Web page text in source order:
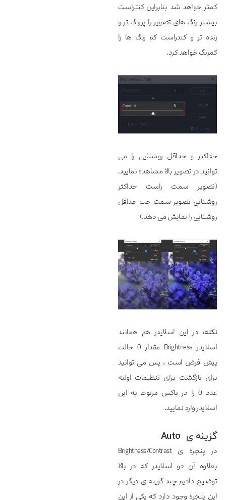
کمتر خواهد شد بنابراین کنتراست
بیشتر رنگ های تصویر را پررنگ تر و
زنده تر و کنتراست کم رنگ ها را
کمرنگ خواهد کرد.
حداکثر و حداقل روشنایی را می
توانید در تصویر بالا مشاهده نمایید.
(تصویر سمت راست حداکثر
روشنایی تصویر سمت چپ حداقل
روشنایی را نمایش می دهد.)
نکته: در این اسلایدر هم همانند
اسلایدر Brightness مقدار 0 حالت
پیش فرض است ، پس می توانید
برای بازگشت برای تنظیمات اولیه
عدد 0 را در باکس مربوط به این
اسلایدر وارد نمایید.
گزینه ی Auto
در پنجره ی Brightness/Contrast
بعلاوه آن دو اسلایدر که در بالا
توضیح دادیم چند گزینه ی دیگر در
این پنجره وجود دارد که یکی از این